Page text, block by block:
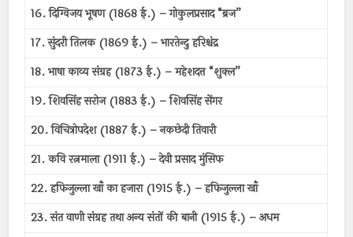
16. दिग्विजय भूषण (1868 ई.) – गोकुलप्रसाद “ब्रज”
17. सुंदरी तिलक (1869 ई.) – भारतेन्दु हरिश्चंद्र
18. भाषा काव्य संग्रह (1873 ई.) – महेशदत्त “शुक्ल”
19. शिवसिंह सरोज (1883 ई.) – शिवसिंह सेंगर
20. विचित्रोपदेश (1887 ई.) – नकछेदी तिवारी
21. कवि रत्नमाला (1911 ई.) – देवी प्रसाद मुंसिफ
22. हफिजुल्ला खाँ का हजारा (1915 ई.) – हफिजुल्ला खाँ
23. संत वाणी संग्रह तथा अन्य संतों की बानी (1915 ई.) – अधम